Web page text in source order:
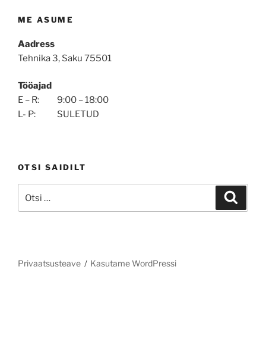
ME ASUME
Aadress
Tehnika 3, Saku 75501
Tööajad
E – R: 9:00 – 18:00
L- P: SULETUD
OTSI SAIDILT
Privaatsusteave Kasutame WordPressi